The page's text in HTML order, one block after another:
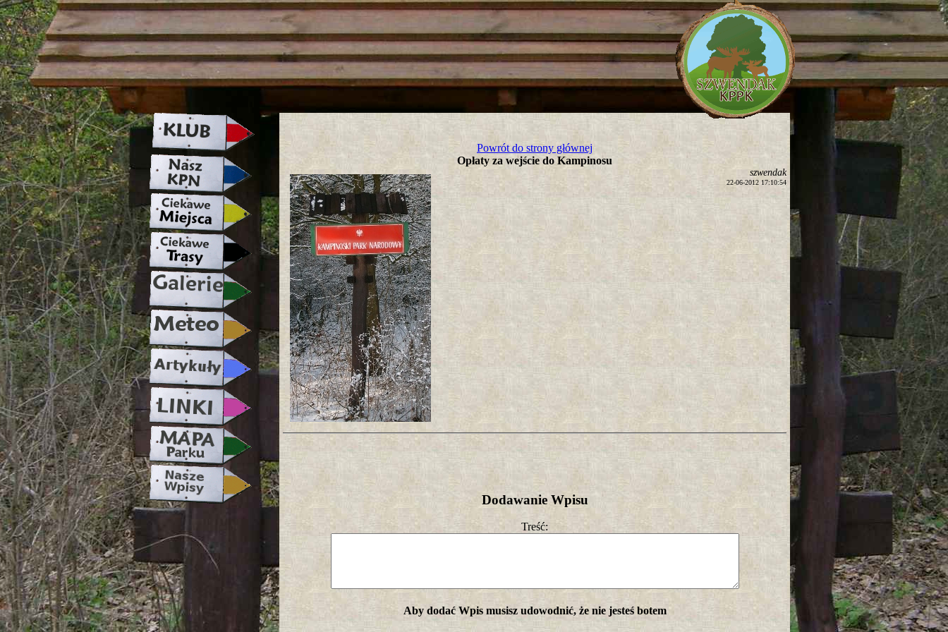
strona w naprawie zapraszamy jutro ;)
Powrót do strony głównej
Opłaty za wejście do Kampinosu
szwendak
22-06-2012 17:10:54
Dodawanie Wpisu
Treść:
Aby dodać Wpis musisz udowodnić, że nie jesteś botem